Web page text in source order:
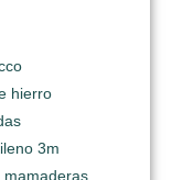
hierro
3m
mamaderas